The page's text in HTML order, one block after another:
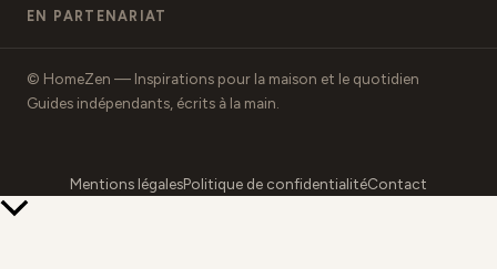
EN PARTENARIAT
© HomeZen — Inspirations pour la maison et le quotidien
Guides indépendants, écrits à la main.
Mentions légalesPolitique de confidentialitéContact